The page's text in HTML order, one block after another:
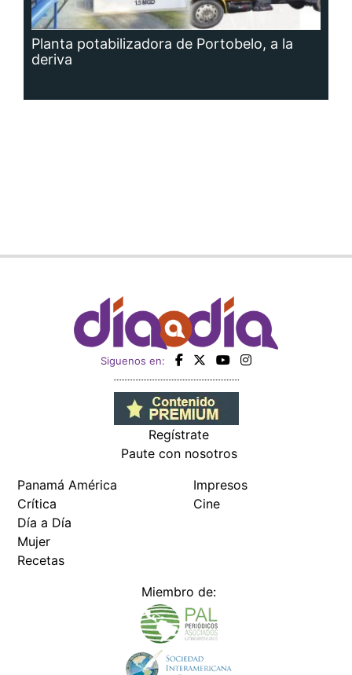
Planta potabilizadora de Portobelo, a la
deriva
Siguenos en:
Regístrate
Paute con nosotros
Panamá América
Crítica
Día a Día
Mujer
Recetas
Impresos
Cine
Miembro de: